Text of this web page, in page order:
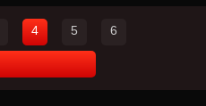
4 5 6